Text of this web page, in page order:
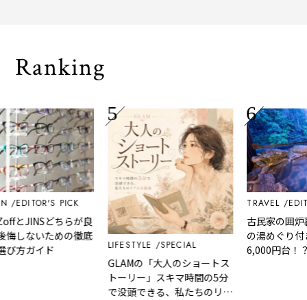
Ranking
EDITOR'S PICK
とJINSどちらが良
しないための徹底
方ガイド
LIFESTYLE SPECIAL
GLAMの「大人のショートス
トーリー」スキマ時間の5分
で没頭できる、私たちのリア
TRAVEL
古民家の囲炉
の湯めぐり付
6,000円台！